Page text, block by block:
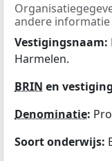
andere informatie
Vestigingsnaam:
Harmelen.
BRIN en
Denominatie:
Soort onderwijs: